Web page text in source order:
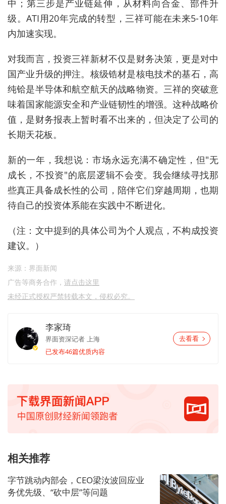
中；第三步是产业链延伸，从材料向合金、部件升
级。ATI用20年完成的转型，三祥可能在未来5-10年
内加速实现。
对我而言，投资三祥新材不仅是财务决策，更是对中
国产业升级的押注。核级锆材是核电技术的基石，高
纯铪是半导体和航空航天的战略物资。三祥的突破意
味着国家能源安全和产业链韧性的增强。这种战略价
值，是财务报表上暂时看不出来的，但决定了公司的
长期天花板。
新的一年，我想说：市场永远充满不确定性，但"无
成长，不投资"的底层逻辑不会变。我会继续寻找那
些真正具备成长性的公司，陪伴它们穿越周期，也期
待自己的投资体系能在实践中不断进化。
（注：文中提到的具体公司为个人观点，不构成投资
建议。）
来源：界面新闻
广告等商务合作， 请点击这里
未经正式授权严禁转载本文，侵权必究。
李家琦
界面资深记者 上海
已发布46篇优质内容
去看看
相关推荐
字节跳动内部会，CEO梁汝波回应业
务优先级、“砍中层”等问题